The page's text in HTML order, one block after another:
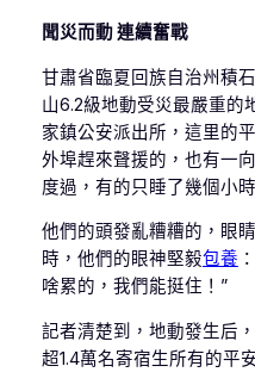
聞災而動 連續奮戰
甘肅省臨夏回族自治州積
山6.2級地動受災最嚴重的
家鎮公安派出所，這里的
外埠趕來聲援的，也有一
度過，有的只睡了幾個小時
他們的頭發亂糟糟的，眼
時，他們的眼神堅毅包養
啥累的，我們能挺住！”
記者清楚到，地動發生后
超1.4萬名寄宿生所有的平